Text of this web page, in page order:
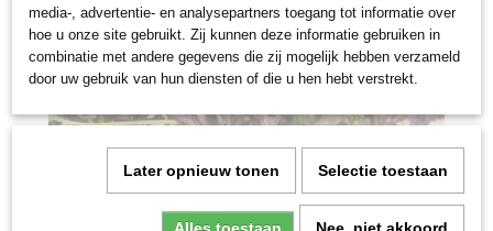
media-, advertentie- en analysepartners toegang tot informatie over
hoe u onze site gebruikt. Zij kunnen deze informatie gebruiken in
combinatie met andere gegevens die zij mogelijk hebben verzameld
door uw gebruik van hun diensten of die u hen hebt verstrekt.
Later opnieuw tonen Selectie toestaan